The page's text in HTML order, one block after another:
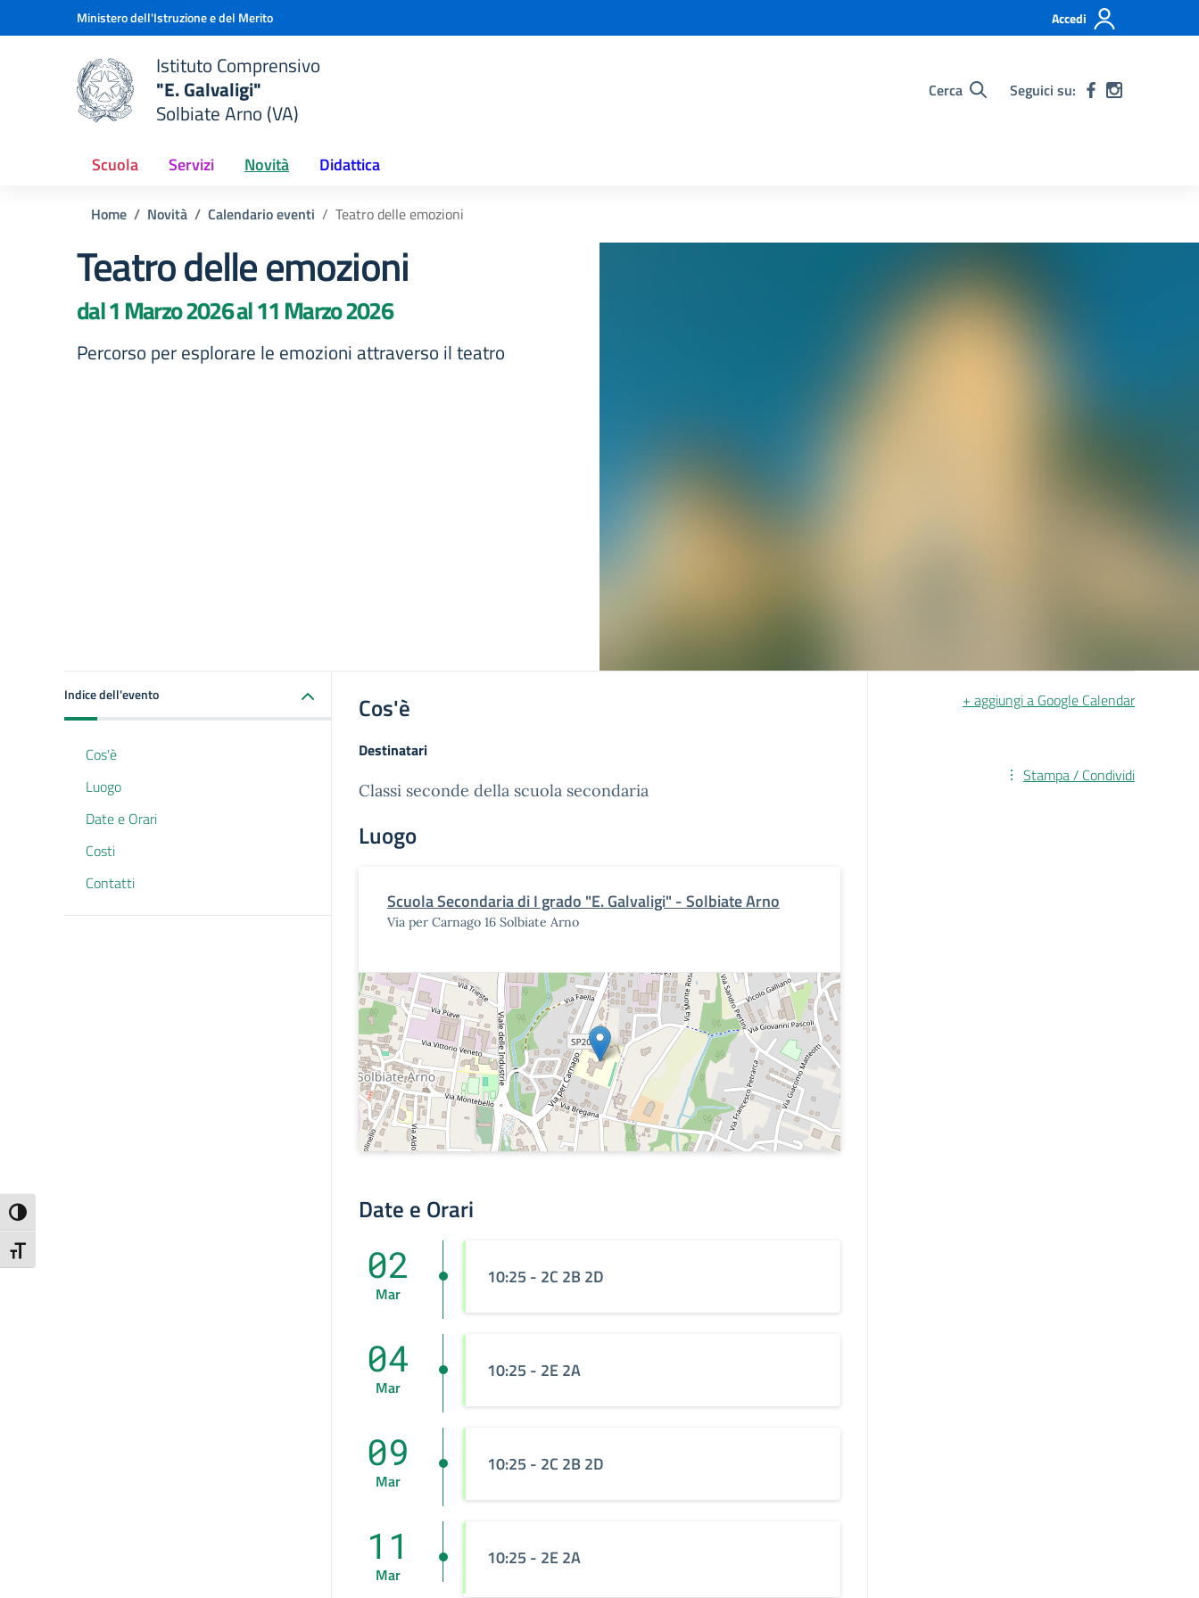
Attiva/disattiva alto contrasto
Attiva/disattiva dimensione testo
Vai ai contenuti
Vai al menu di navigazioneMinistero dell'Istruzione e del Merito Accedi
scuola
Istituto Comprensivo
"E. Galvaligi"
Solbiate Arno (VA)
Cerca Seguici su:
Scuola Servizi Novità Didattica
Home Novità Calendario eventi Teatro delle emozioni
Teatro delle emozioni
dal 1 Marzo 2026 al 11 Marzo 2026
Percorso per esplorare le emozioni attraverso il teatro
Indice dell'evento
Cos'è
Luogo
Date e Orari
Costi
Contatti
Cos'è
Destinatari
Classi seconde della scuola secondaria
Luogo
Scuola Secondaria di I grado "E. Galvaligi" - Solbiate Arno
Via per Carnago 16 Solbiate Arno
Date e Orari
10:25 - 2C 2B 2D
02
Mar
10:25 - 2E 2A
04
Mar
10:25 - 2C 2B 2D
09
Mar
10:25 - 2E 2A
11
Mar
+ aggiungi a Google Calendar
Stampa / Condividi